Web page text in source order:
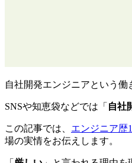
自社開発エンジニアという
SNSや知恵袋などでは「 自社
この記事では、 エンジニア歴
場の実情をお伝えします。